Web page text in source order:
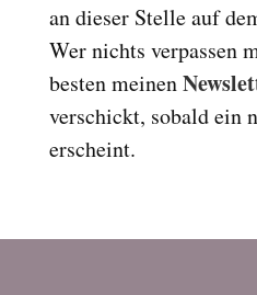
an dieser Stelle auf
Wer nichts verpassen
besten meinen
verschickt, sobald ein
erscheint.